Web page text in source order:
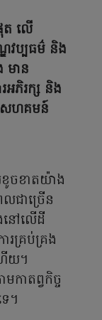
ត លើ
ឌវប្បធម៌ និង
មាន
អភិរក្ស និង
សហគមន៍
ខូចខាតយ៉ាង
ជាច្រើន
ងនៅលើដី
រគ្រប់គ្រង
ើយ។
ាតព្វកិច្ច
។